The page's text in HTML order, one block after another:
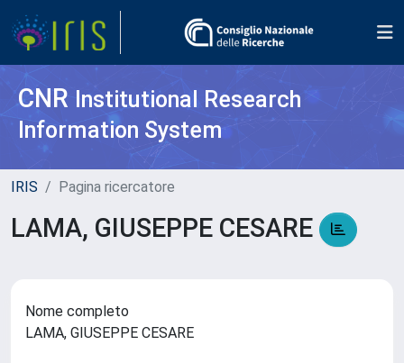
CNR Institutional Research
Information System
IRIS Pagina ricercatore
LAMA, GIUSEPPE CESARE
Nome completo
LAMA, GIUSEPPE CESARE